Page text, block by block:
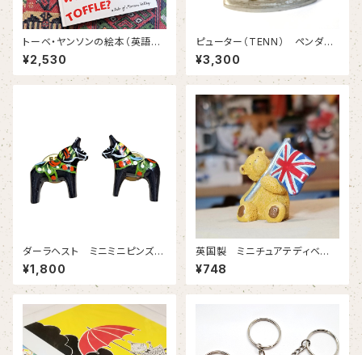
トーベ・ヤンソンの絵本（英語
版） WHO WILL COMFORT
TOFFLE？ さびしがりやのク
ニット
¥2,530
ピューター（TENN） ペンダン
ト 王冠 ちょいとアンティー
ク 【スウェーデン製】
¥3,300
ダーラヘスト ミニミニピンズ
【スウェーデン製 全4色
黒 赤・青・白は別ぺージに
掲載中】
¥1,800
英国製 ミニチュアテディベ
ア 3センチのキュートなベア
いろいろな人生背負っています
¥748